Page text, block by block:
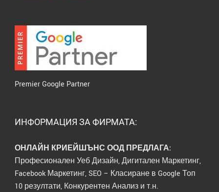
Premier Google Partner
ИНФОРМАЦИЯ ЗА ФИРМАТА:
ОНЛАЙН КРИЕЙШЪНС ООД ПРЕДЛАГА:
Професионален Уеб Дизайн, Дигитален Маркетинг,
Facebook Маркетинг, SEO – Класиране в Google Топ
10 резултати, Конкурентен Анализ и т.н.